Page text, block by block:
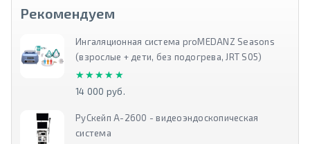
Рекомендуем
Ингаляционная система proMEDANZ Seasons
(взрослые + дети, без подогрева, JRT S05)
★★★★★
★★★★★
14 000 руб.
РуСкейп А-2600 - видеоэндоскопическая
система